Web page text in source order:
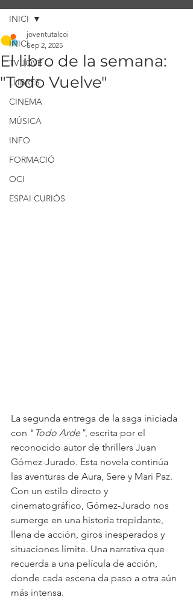
INICI
TV JOVE
LLIBRES
CINEMA
MÚSICA
INFO
FORMACIÓ
OCI
ESPAI CURIÓS
INICI
El libro de la semana:
"Todo Vuelve"
joventutalcoi
Sep 2, 2025
La segunda entrega de la saga iniciada
con " Todo Arde", escrita por el
reconocido autor de thrillers Juan
Gómez-Jurado. Esta novela continúa
las aventuras de Aura, Sere y Mari Paz.
Con un estilo directo y
cinematográfico, Gómez-Jurado nos
sumerge en una historia trepidante,
llena de acción, giros inesperados y
situaciones límite. Una narrativa que
recuerda a una película de acción,
donde cada escena da paso a otra aún
más intensa.